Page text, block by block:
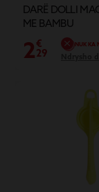
DARË DOLLI
ME BAMBU
2€
29
NUK KA